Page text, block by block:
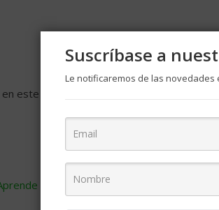
este navegador para la próxima vez que
cómo se procesan los datos de tus
Suscríbase a
Le notificaremos de las novedades